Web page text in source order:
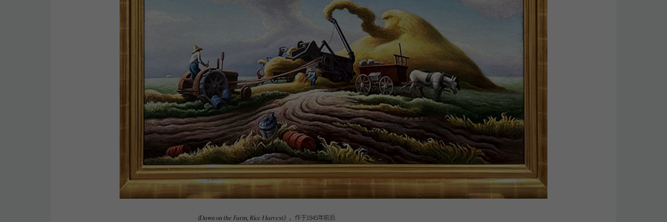
《Dawn on the Farm, Rice Harvest》 ，作于1945年前后